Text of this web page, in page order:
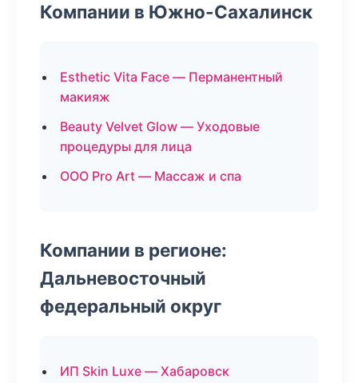
Компании в Южно-Сахалинск
Esthetic Vita Face — Перманентный
макияж
Beauty Velvet Glow — Уходовые
процедуры для лица
ООО Pro Art — Массаж и спа
Компании в регионе:
Дальневосточный
федеральный округ
ИП Skin Luxe — Хабаровск